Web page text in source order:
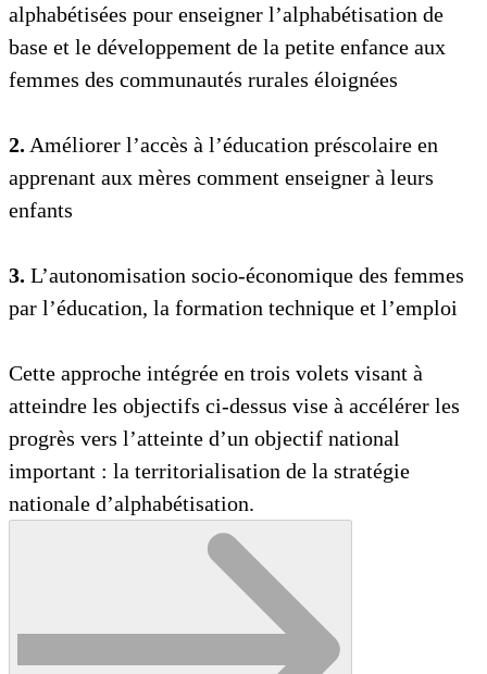
alphabétisées pour enseigner l’alphabétisation de
base et le développement de la petite enfance aux
femmes des communautés rurales éloignées
2. Améliorer l’accès à l’éducation préscolaire en
apprenant aux mères comment enseigner à leurs
enfants
3. L’autonomisation socio-économique des femmes
par l’éducation, la formation technique et l’emploi
Cette approche intégrée en trois volets visant à
atteindre les objectifs ci-dessus vise à accélérer les
progrès vers l’atteinte d’un objectif national
important : la territorialisation de la stratégie
nationale d’alphabétisation.